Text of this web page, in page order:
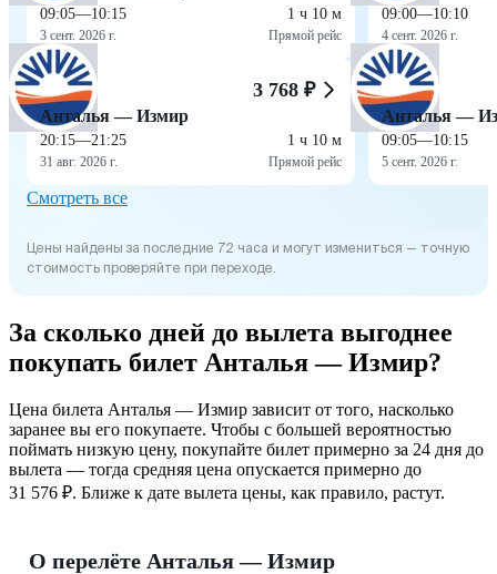
09:05—10:15
3 сент. 2026 г.
1 ч 10 м
Прямой рейс
3 768 ₽
Анталья — Измир
20:15—21:25
31 авг. 2026 г.
1 ч 10 м
Прямой рейс
09:00—10:10
4 сент. 2026 г.
Анталья —
09:05—10:15
5 сент. 2026 г.
Смотреть все
Цены найдены за последние 72 часа и могут измениться — точную
стоимость проверяйте при переходе.
За сколько дней до вылета выгоднее
покупать билет Анталья — Измир?
Цена билета Анталья — Измир зависит от того, насколько
заранее вы его покупаете. Чтобы с большей вероятностью
поймать низкую цену, покупайте билет примерно за 24 дня до
вылета — тогда средняя цена опускается примерно до
31 576 ₽. Ближе к дате вылета цены, как правило, растут.
О перелёте Анталья — Измир